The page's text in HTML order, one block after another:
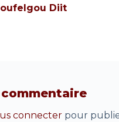
Diit
connecterpour